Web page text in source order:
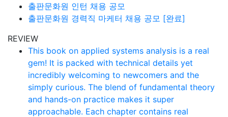
출판문화원 인턴 채용 공모
출판문화원 경력직 마케터 채용 공모 [완료]
REVIEW
This book on applied systems analysis is a real
gem! It is packed with technical details yet
incredibly welcoming to newcomers and the
simply curious. The blend of fundamental theory
and hands-on practice makes it super
approachable. Each chapter contains real